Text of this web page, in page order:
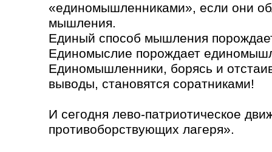
«единомышленниками», если они
мышления.
Единый способ мышления
Единомыслие порождает
Единомышленники, борясь и
выводы, становятся соратниками!
И сегодня лево-патриотическое
противоборствующих лагеря».